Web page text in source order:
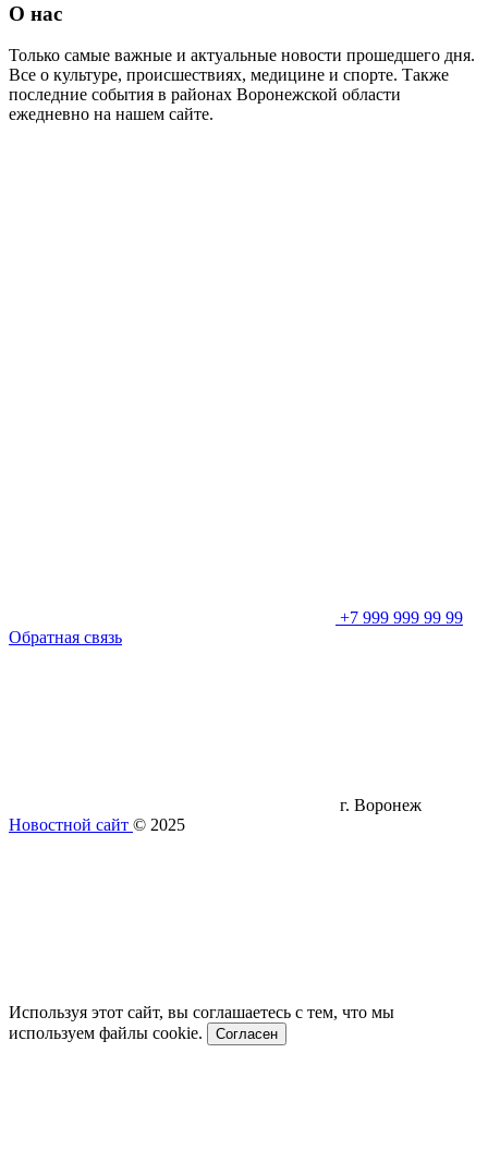
О нас
Только самые важные и актуальные новости прошедшего дня.
Все о культуре, происшествиях, медицине и спорте. Также
последние события в районах Воронежской области
ежедневно на нашем сайте.
+7 999 999 99 99
Обратная связь
г. Воронеж
Новостной сайт © 2025
Используя этот сайт, вы соглашаетесь с тем, что мы
используем файлы cookie.
Согласен